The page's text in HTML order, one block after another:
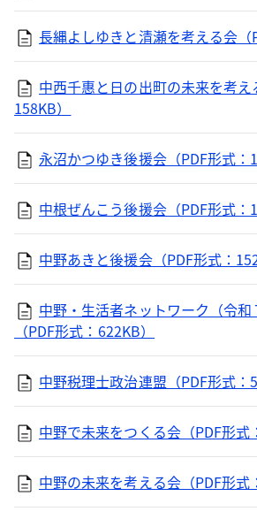
長縄よしゆきと清瀬を考える会（
中西千惠と日の出町の未来を考え
158KB）
永沼かつゆき後援会（PDF形式：
中根ぜんこう後援会（PDF形式：
中野あきと後援会（PDF形式：
中野・生活者ネットワーク（令和
（PDF形式：622KB）
中野税理士政治連盟（PDF形式：
中野で未来をつくる会（PDF形式
中野の未来を考える会（PDF形式